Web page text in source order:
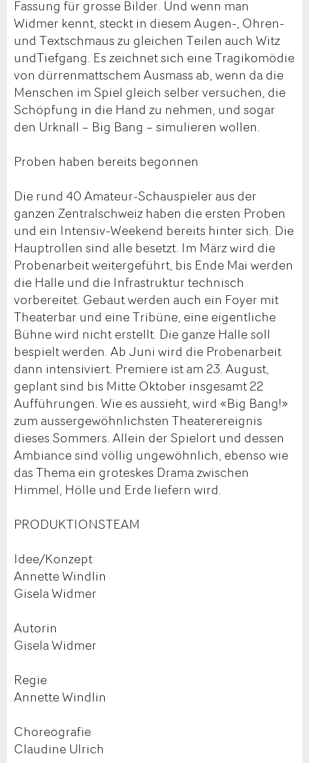
Fassung für grosse Bilder. Und wenn man
Widmer kennt, steckt in diesem Augen-, Ohren-
und Textschmaus zu gleichen Teilen auch Witz
undTiefgang. Es zeichnet sich eine Tragikomödie
von dürrenmattschem Ausmass ab, wenn da die
Menschen im Spiel gleich selber versuchen, die
Schöpfung in die Hand zu nehmen, und sogar
den Urknall – Big Bang – simulieren wollen.
Proben haben bereits begonnen
Die rund 40 Amateur-Schauspieler aus der
ganzen Zentralschweiz haben die ersten Proben
und ein Intensiv-Weekend bereits hinter sich. Die
Hauptrollen sind alle besetzt. Im März wird die
Probenarbeit weitergeführt, bis Ende Mai werden
die Halle und die Infrastruktur technisch
vorbereitet. Gebaut werden auch ein Foyer mit
Theaterbar und eine Tribüne, eine eigentliche
Bühne wird nicht erstellt. Die ganze Halle soll
bespielt werden. Ab Juni wird die Probenarbeit
dann intensiviert. Premiere ist am 23. August,
geplant sind bis Mitte Oktober insgesamt 22
Aufführungen. Wie es aussieht, wird «Big Bang!»
zum aussergewöhnlichsten Theaterereignis
dieses Sommers. Allein der Spielort und dessen
Ambiance sind völlig ungewöhnlich, ebenso wie
das Thema ein groteskes Drama zwischen
Himmel, Hölle und Erde liefern wird.
PRODUKTIONSTEAM
Idee/Konzept
Annette Windlin
Gisela Widmer
Autorin
Gisela Widmer
Regie
Annette Windlin
Choreografie
Claudine Ulrich